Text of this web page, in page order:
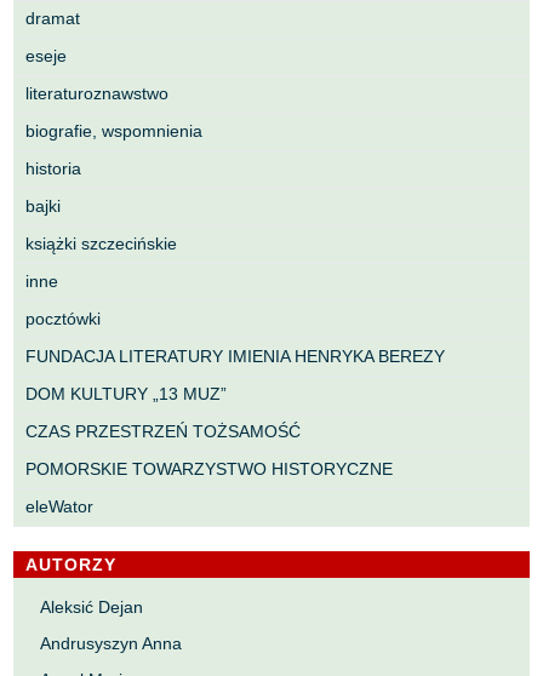
dramat
eseje
literaturoznawstwo
biografie, wspomnienia
historia
bajki
książki szczecińskie
inne
pocztówki
FUNDACJA LITERATURY IMIENIA HENRYKA BEREZY
DOM KULTURY „13 MUZ”
CZAS PRZESTRZEŃ TOŻSAMOŚĆ
POMORSKIE TOWARZYSTWO HISTORYCZNE
eleWator
AUTORZY
Aleksić Dejan
Andrusyszyn Anna